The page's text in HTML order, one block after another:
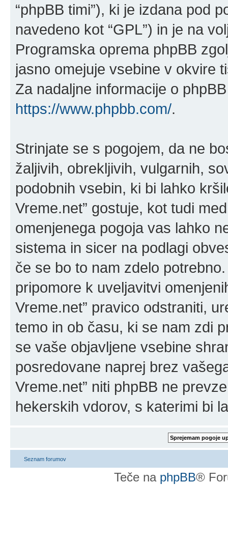
“phpBB timi”), ki je izdana pod
navedeno kot “GPL”) in je na
Programska oprema phpBB
jasno omejuje vsebine v okvire
Za nadaljne informacije o
https://www.phpbb.com/.
Strinjate se s pogojem, da ne
žaljivih, obrekljivih, vulgarnih,
podobnih vsebin, ki bi lahko
Vreme.net” gostuje, kot tudi
omenjenega pogoja vas lahko
sistema in sicer na podlagi
če se bo to nam zdelo
pripomore k uveljavitvi
Vreme.net” pravico odstraniti,
temo in ob času, ki se nam zdi
se vaše objavljene vsebine
posredovane naprej brez
Vreme.net” niti phpBB ne
hekerskih vdorov, s katerimi bi
Seznam forumov
Teče na phpBB®